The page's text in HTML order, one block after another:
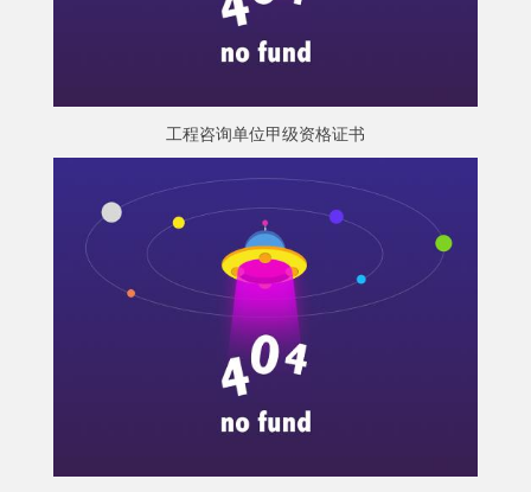
工程咨询单位甲级资格证书
工程咨询单位甲级资格证书